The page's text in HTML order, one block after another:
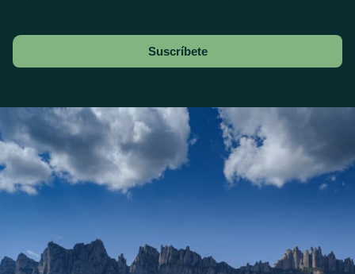
Suscríbete